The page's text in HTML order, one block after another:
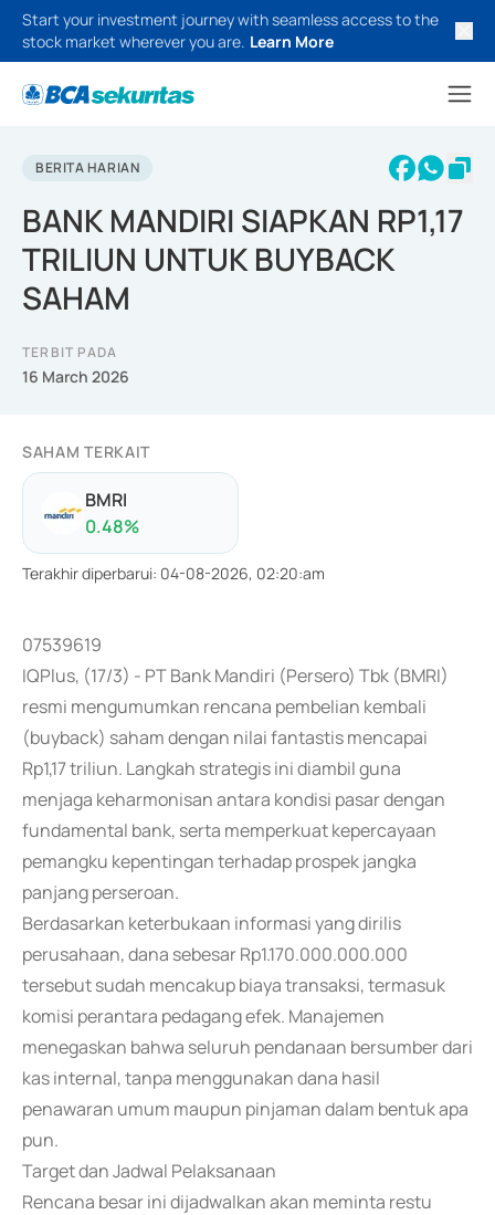
Start your investment journey with seamless access to the
stock market wherever you are. Learn More
BERITA HARIAN
BANK MANDIRI SIAPKAN RP1,17
TRILIUN UNTUK BUYBACK
SAHAM
TERBIT PADA
16 March 2026
SAHAM TERKAIT
BMRI
0.48%
Terakhir diperbarui: 04-08-2026, 02:20:am
07539619
IQPlus, (17/3) - PT Bank Mandiri (Persero) Tbk (BMRI)
resmi mengumumkan rencana pembelian kembali
(buyback) saham dengan nilai fantastis mencapai
Rp1,17 triliun. Langkah strategis ini diambil guna
menjaga keharmonisan antara kondisi pasar dengan
fundamental bank, serta memperkuat kepercayaan
pemangku kepentingan terhadap prospek jangka
panjang perseroan.
Berdasarkan keterbukaan informasi yang dirilis
perusahaan, dana sebesar Rp1.170.000.000.000
tersebut sudah mencakup biaya transaksi, termasuk
komisi perantara pedagang efek. Manajemen
menegaskan bahwa seluruh pendanaan bersumber dari
kas internal, tanpa menggunakan dana hasil
penawaran umum maupun pinjaman dalam bentuk apa
pun.
Target dan Jadwal Pelaksanaan
Rencana besar ini dijadwalkan akan meminta restu